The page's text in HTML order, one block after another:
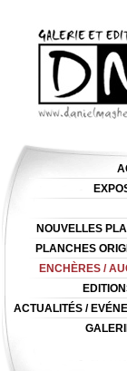
NOUVELLES
PLANCHES
ENCHÈRES /
ACTUALITÉS /